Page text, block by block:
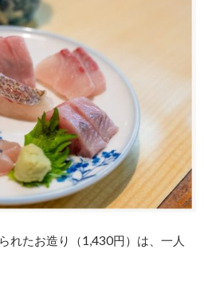
れたお造り（1,430円）は、一人